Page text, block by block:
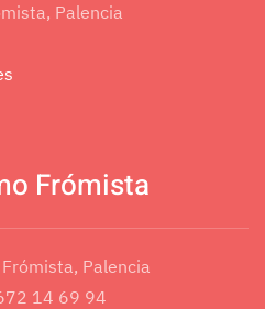
Palencia
Frómista
Palencia
14 69 94